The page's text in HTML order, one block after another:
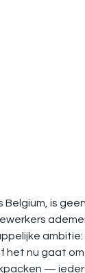
Belgium, is
ambitie:
het nu gaat om
—